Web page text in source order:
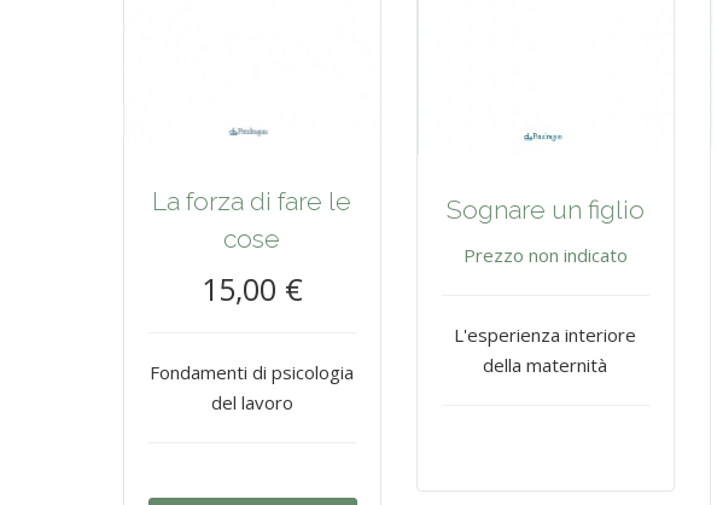
La forza di fare le
cose
15,00 €
Fondamenti di psicologia
del lavoro
Sognare un figlio
Prezzo non indicato
L'esperienza interiore
della maternità